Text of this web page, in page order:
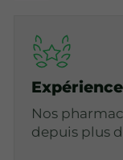
Expérience
Nos
depuis plus